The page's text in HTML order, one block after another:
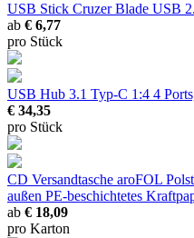
USB Stick Cruzer Blade USB
ab € 6,77
pro Stück
USB Hub 3.1 Typ-C 1:4 4
€ 34,35
pro Stück
CD Versandtasche aroFOL
außen PE-beschichtetes
ab € 18,09
pro Karton